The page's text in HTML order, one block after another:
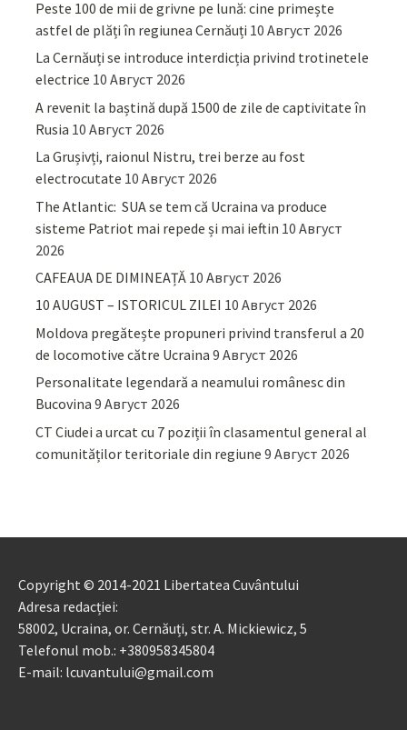
Peste 100 de mii de grivne pe lună: cine primește
astfel de plăți în regiunea Cernăuți 10 Август 2026
La Cernăuți se introduce interdicția privind trotinetele
electrice 10 Август 2026
A revenit la baștină după 1500 de zile de captivitate în
Rusia 10 Август 2026
La Grușivți, raionul Nistru, trei berze au fost
electrocutate 10 Август 2026
The Atlantic: SUA se tem că Ucraina va produce
sisteme Patriot mai repede și mai ieftin 10 Август
2026
CAFEAUA DE DIMINEAȚĂ 10 Август 2026
10 AUGUST – ISTORICUL ZILEI 10 Август 2026
Moldova pregătește propuneri privind transferul a 20
de locomotive către Ucraina 9 Август 2026
Personalitate legendară a neamului românesc din
Bucovina 9 Август 2026
CT Ciudei a urcat cu 7 poziții în clasamentul general al
comunităților teritoriale din regiune 9 Август 2026
Copyright © 2014-2021 Libertatea Cuvântului
Adresa redacției:
58002, Ucraina, or. Cernăuți, str. A. Mickiewicz, 5
Telefonul mob.: +380958345804
E-mail: lcuvantului@gmail.com